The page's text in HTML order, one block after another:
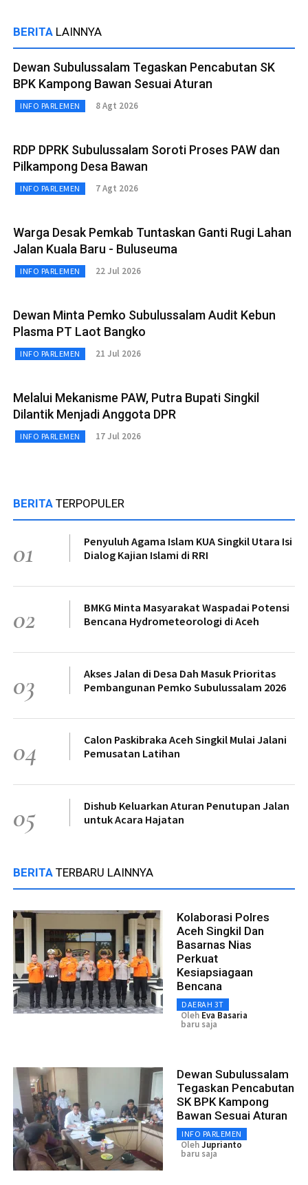
BERITA LAINNYA
Dewan Subulussalam Tegaskan Pencabutan SK
BPK Kampong Bawan Sesuai Aturan
INFO PARLEMEN 8 Agt 2026
RDP DPRK Subulussalam Soroti Proses PAW dan
Pilkampong Desa Bawan
INFO PARLEMEN 7 Agt 2026
Warga Desak Pemkab Tuntaskan Ganti Rugi Lahan
Jalan Kuala Baru - Buluseuma
INFO PARLEMEN 22 Jul 2026
Dewan Minta Pemko Subulussalam Audit Kebun
Plasma PT Laot Bangko
INFO PARLEMEN 21 Jul 2026
Melalui Mekanisme PAW, Putra Bupati Singkil
Dilantik Menjadi Anggota DPR
INFO PARLEMEN 17 Jul 2026
BERITA TERPOPULER
01
Penyuluh Agama Islam KUA Singkil Utara Isi
Dialog Kajian Islami di RRI
02
BMKG Minta Masyarakat Waspadai Potensi
Bencana Hydrometeorologi di Aceh
03
Akses Jalan di Desa Dah Masuk Prioritas
Pembangunan Pemko Subulussalam 2026
04
Calon Paskibraka Aceh Singkil Mulai Jalani
Pemusatan Latihan
05
Dishub Keluarkan Aturan Penutupan Jalan
untuk Acara Hajatan
BERITA TERBARU LAINNYA
Kolaborasi Polres
Aceh Singkil Dan
Basarnas Nias
Perkuat
Kesiapsiagaan
Bencana
DAERAH 3T
Oleh Eva Basaria
baru saja
Dewan Subulussalam
Tegaskan Pencabutan
SK BPK Kampong
Bawan Sesuai Aturan
INFO PARLEMEN
OlehJuprianto
baru saja